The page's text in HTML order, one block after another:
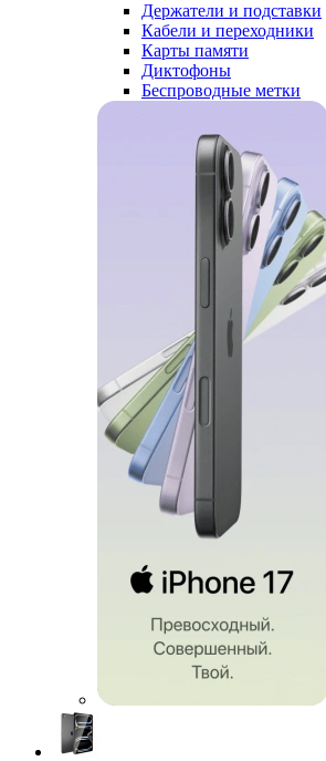
Держатели и подставки
Кабели и переходники
Карты памяти
Диктофоны
Беспроводные метки